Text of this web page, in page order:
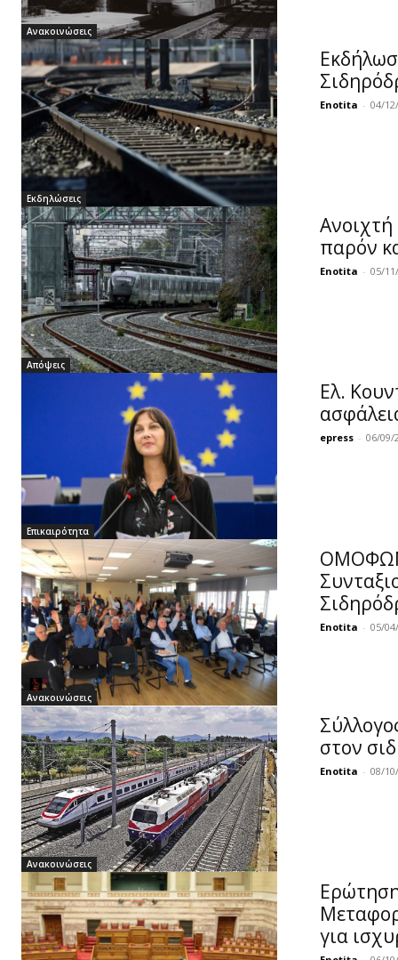
Ανακοινώσεις
Εκδηλώσεις
Enotita - 04/
Απόψεις
παρόν
Enotita - 05/
Επικαιρότητα
Ελ.
epress - 06/09/
Ανακοινώσεις
Enotita - 05/
Ανακοινώσεις
στον
Enotita - 08/
για